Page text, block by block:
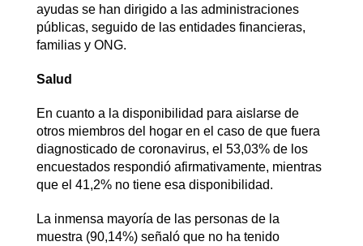
ayudas se han dirigido a las administraciones
públicas, seguido de las entidades financieras,
familias y ONG.
Salud
En cuanto a la disponibilidad para aislarse de
otros miembros del hogar en el caso de que fuera
diagnosticado de coronavirus, el 53,03% de los
encuestados respondió afirmativamente, mientras
que el 41,2% no tiene esa disponibilidad.
La inmensa mayoría de las personas de la
muestra (90,14%) señaló que no ha tenido